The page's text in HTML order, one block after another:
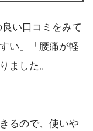
良い口コミをみて
い」「腰痛が軽
ました。
るので、使いや